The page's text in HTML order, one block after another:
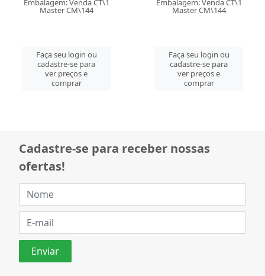
Embalagem: Venda CT\1
Master CM\144
Faça seu login ou
cadastre-se para
ver preços e
comprar
Embalagem: Venda CT\1
Master CM\144
Faça seu login ou
cadastre-se para
ver preços e
comprar
Cadastre-se para receber nossas
ofertas!